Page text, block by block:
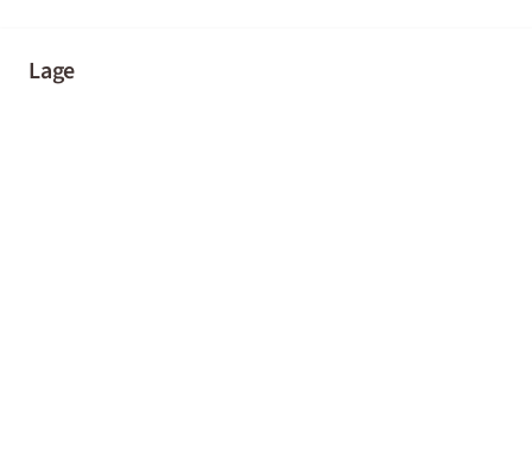
Lage